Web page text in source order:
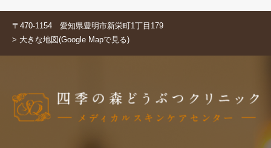
〒470-1154 愛知県豊明市新栄町1丁目179
> 大きな地図(Google Mapで見る)